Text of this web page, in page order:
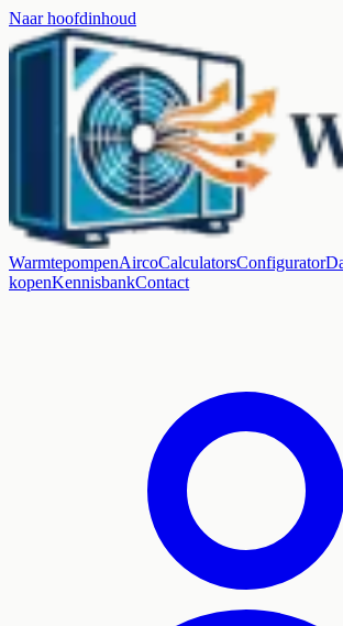
Naar hoofdinhoud
WarmtepompenAircoCalculatorsConfigurator
kopenKennisbankContact